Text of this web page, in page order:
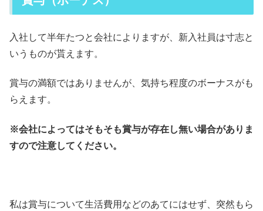
入社して半年たつと会社によりますが、新入社員は寸志と
いうものが貰えます。
賞与の満額ではありませんが、気持ち程度のボーナスがも
らえます。
※会社によってはそもそも賞与が存在し無い場合がありま
すので注意してください。
私は賞与について生活費用などのあてにはせず、突然もら